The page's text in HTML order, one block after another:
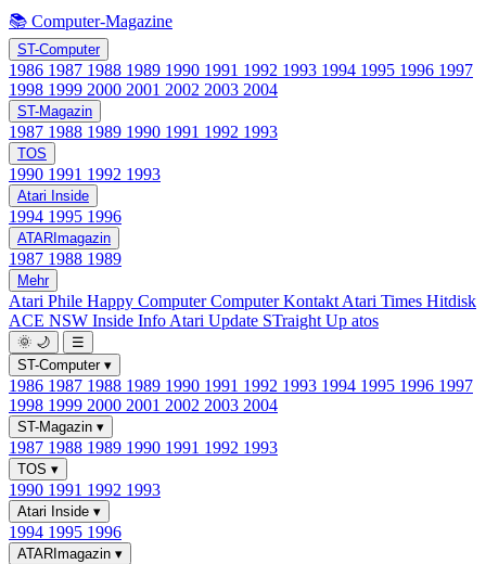
📚 Computer-Magazine
ST-Computer
1986 1987 1988 1989 1990 1991 1992 1993 1994 1995 1996 1997
1998 1999 2000 2001 2002 2003 2004
ST-Magazin
1987 1988 1989 1990 1991 1992 1993
TOS
1990 1991 1992 1993
Atari Inside
1994 1995 1996
ATARImagazin
1987 1988 1989
Mehr
Atari Phile Happy ComputerComputer Kontakt Atari Times Hitdisk
ACE NSW Inside Info Atari Update STraight Up atos
🌞 🌙
☰
ST-Computer ▾
1986 1987 1988 1989 1990 1991 1992 1993 1994 1995 1996 1997
1998 1999 2000 2001 2002 2003 2004
ST-Magazin ▾
1987 1988 1989 1990 1991 1992 1993
TOS ▾
1990 1991 1992 1993
Atari Inside ▾
1994 1995 1996
ATARImagazin ▾